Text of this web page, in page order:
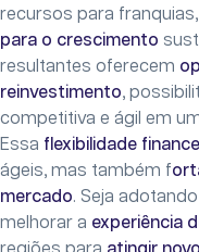
recursos para
para o crescimento
resultantes oferecem
reinvestimento,
competitiva e ágil em
Essa flexibilidade
ágeis, mas também f
mercado. Seja
melhorar a experiência